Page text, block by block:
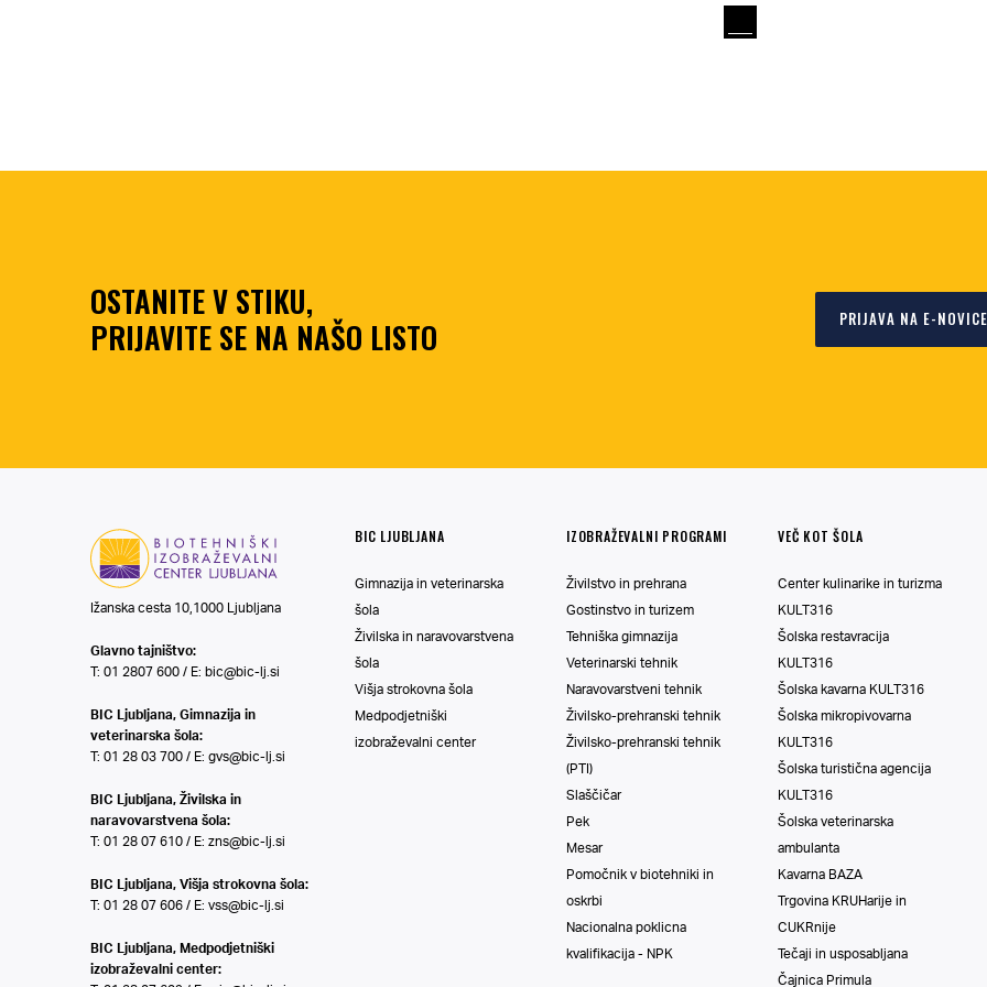
OSTANITE V STIKU,
PRIJAVITE SE NA NAŠO LISTO
PRIJAVA NA E-NOVICE
Ižanska cesta 10,1000 Ljubljana
Glavno tajništvo:
T: 01 2807 600 / E: bic@bic-lj.si
BIC Ljubljana, Gimnazija in
veterinarska šola:
T: 01 28 03 700 / E: gvs@bic-lj.si
BIC Ljubljana, Živilska in
naravovarstvena šola:
T: 01 28 07 610 / E: zns@bic-lj.si
BIC Ljubljana, Višja strokovna šola:
T: 01 28 07 606 / E: vss@bic-lj.si
BIC Ljubljana, Medpodjetniški
izobraževalni center:
BIC LJUBLJANA
Gimnazija in veterinarska
šola
Živilska in naravovarstvena
šola
Višja strokovna šola
Medpodjetniški
izobraževalni center
IZOBRAŽEVALNI PROGRAMI
Živilstvo in prehrana
Gostinstvo in turizem
Tehniška gimnazija
Veterinarski tehnik
Naravovarstveni tehnik
Živilsko-prehranski tehnik
Živilsko-prehranski tehnik
(PTI)
Slaščičar
Pek
Mesar
Pomočnik v biotehniki in
oskrbi
Nacionalna poklicna
kvalifikacija - NPK
VEČ KOT ŠOLA
Center kulinarike in turizma
KULT316
Šolska restavracija
KULT316
Šolska kavarna KULT316
Šolska mikropivovarna
KULT316
Šolska turistična agencija
KULT316
Šolska veterinarska
ambulanta
Kavarna BAZA
Trgovina KRUHarije in
CUKRnije
Tečaji in usposabljana
Čajnica Primula